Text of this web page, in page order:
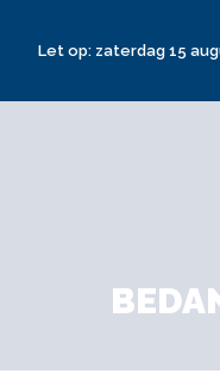
Let op: zaterdag 15